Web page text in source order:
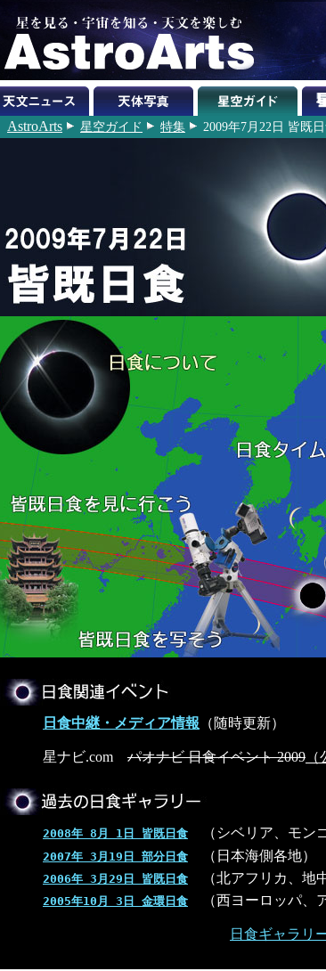
AstroArts 星空ガイド 特集 2009年7月22日 皆既
日食中継・メディア情報 （随時更新）
星ナビ.com パオナビ 日食イベント 2009
2008年 8月 1日 皆既日食 （シベリア、モン
2007年 3月19日 部分日食 （日本海側各地）
2006年 3月29日 皆既日食 （北アフリカ、地
2005年10月 3日 金環日食 （西ヨーロッパ、
日食ギャラリ